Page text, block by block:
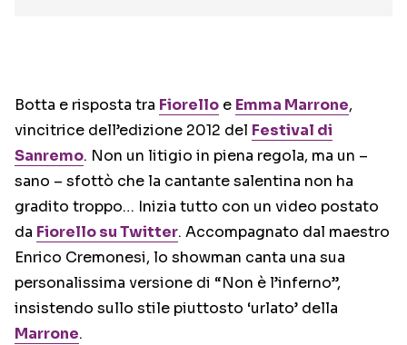
Botta e risposta tra Fiorello e Emma Marrone,
vincitrice dell’edizione 2012 del Festival di
Sanremo. Non un litigio in piena regola, ma un –
sano – sfottò che la cantante salentina non ha
gradito troppo… Inizia tutto con un video postato
da Fiorello su Twitter. Accompagnato dal maestro
Enrico Cremonesi, lo showman canta una sua
personalissima versione di “Non è l’inferno”,
insistendo sullo stile piuttosto ‘urlato’ della
Marrone.